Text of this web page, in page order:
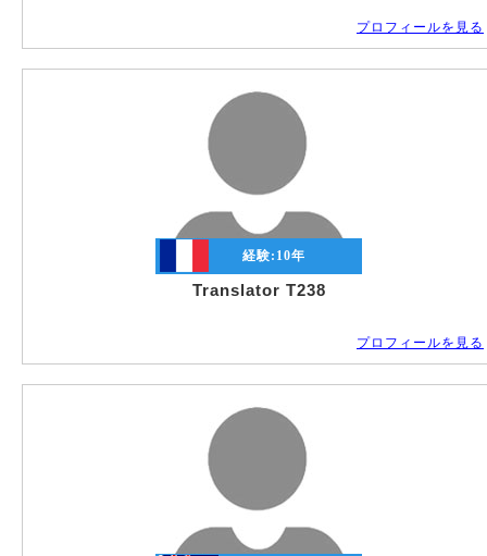
プロフィールを見る
経験: 10年
Translator T238
プロフィールを見る